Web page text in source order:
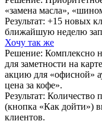
«замена масла»,
Результат: +15 новых
ближайшую неделю
Хочу так же
Решение: Комплексно
для заметности на
акцию для «офисной»
цена за кофе».
Результат:
(кнопка «Как дойти»)
клиентов.